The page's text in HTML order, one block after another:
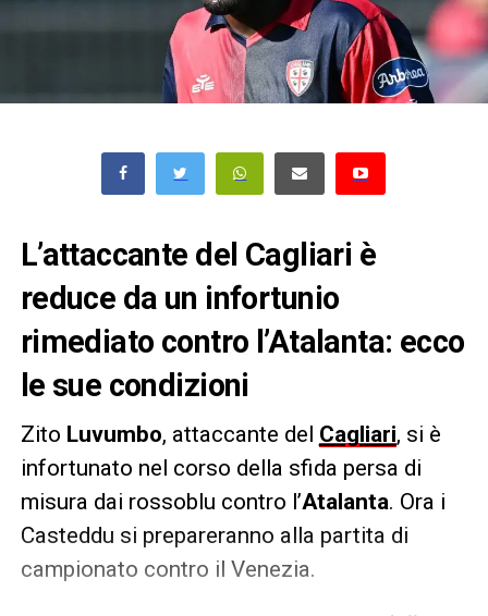
L’attaccante del Cagliari è
reduce da un infortunio
rimediato contro l’Atalanta: ecco
le sue condizioni
Zito Luvumbo, attaccante del Cagliari, si è
infortunato nel corso della sfida persa di
misura dai rossoblu contro l’Atalanta. Ora i
Casteddu si prepareranno alla partita di
campionato contro il Venezia.